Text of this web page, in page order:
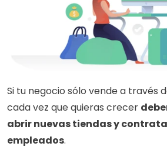
Si tu negocio sólo vende a través
cada vez que quieras crecer
abrir nuevas tiendas y
empleados.